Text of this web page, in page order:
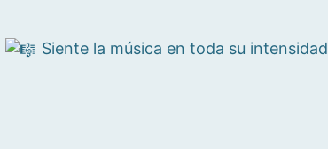
Siente la música en toda su intensidad